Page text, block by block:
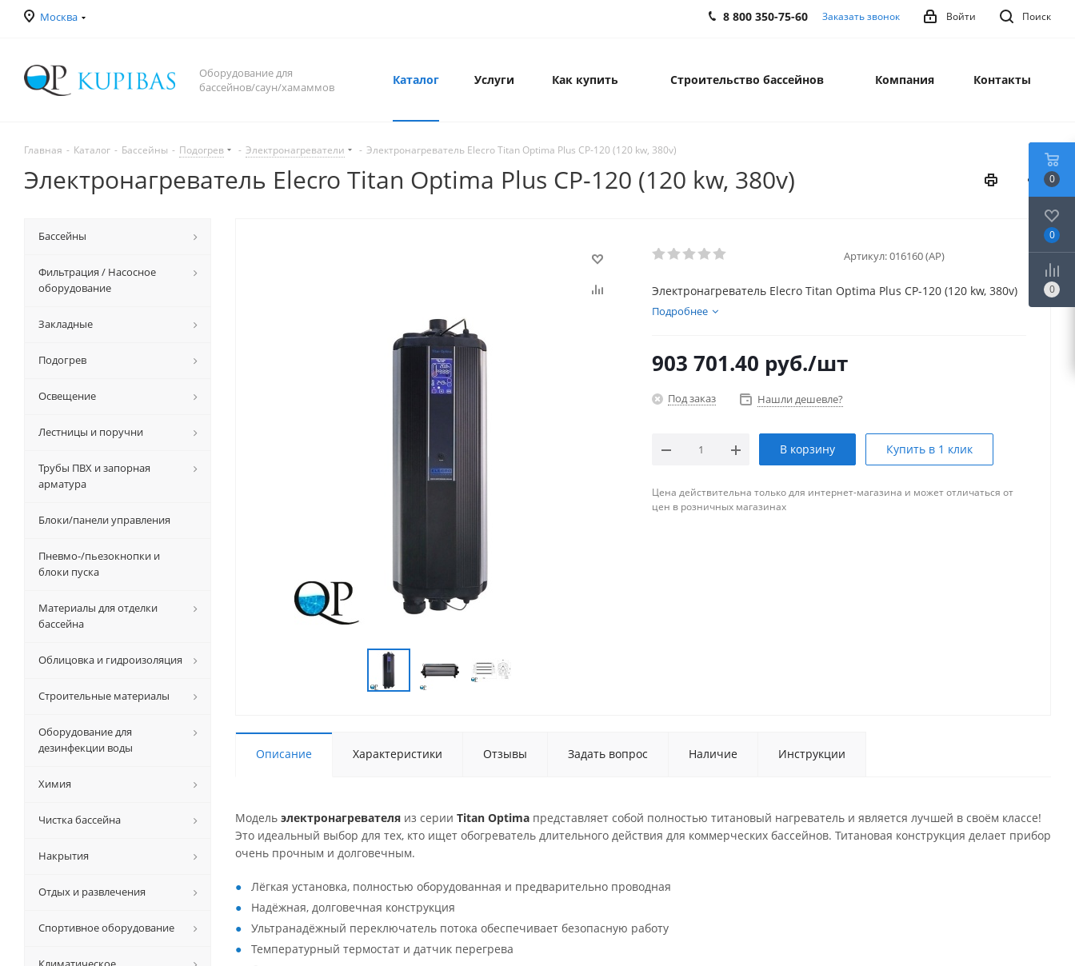
Москва Поиск
Войти
8 800 350-75-60 Заказать звонок
Оборудование для
бассейнов/саун/хамаммов
Каталог Услуги Как купить Строительство бассейнов Компания Контакты
Главная - Каталог - Бассейны - Подогрев - Электронагреватели - Электронагреватель Elecro Titan Optima Plus CP-120 (120 kw, 380v)
Электронагреватель Elecro Titan Optima Plus CP-120 (120 kw, 380v)
Артикул:016160 (AP)
Электронагреватель Elecro Titan Optima Plus CP-120 (120 kw, 380v)
Подробнее
903 701.40 руб./шт
Под заказ Нашли дешевле?
В корзину Купить в 1 клик
Цена действительна только для интернет-магазина и может отличаться от
цен в розничных магазинах
Описание Характеристики Отзывы Задать вопрос Наличие Инструкции
Модель электронагревателя из серии Titan Optima представляет собой полностью титановый нагреватель и является лучшей в своём классе!
Это идеальный выбор для тех, кто ищет обогреватель длительного действия для коммерческих бассейнов. Титановая конструкция делает прибор
очень прочным и долговечным.
Лёгкая установка, полностью оборудованная и предварительно проводная
Надёжная, долговечная конструкция
Ультранадёжный переключатель потока обеспечивает безопасную работу
Температурный термостат и датчик перегрева
Бассейны
Фильтрация / Насосное
оборудование
Закладные
Подогрев
Освещение
Лестницы и поручни
Трубы ПВХ и запорная
арматура
Блоки/панели управления
Пневмо-/пьезокнопки и
блоки пуска
Материалы для отделки
бассейна
Облицовка и гидроизоляция
Строительные материалы
Оборудование для
дезинфекции воды
Химия
Чистка бассейна
Накрытия
Отдых и развлечения
Спортивное оборудование
0
0
0